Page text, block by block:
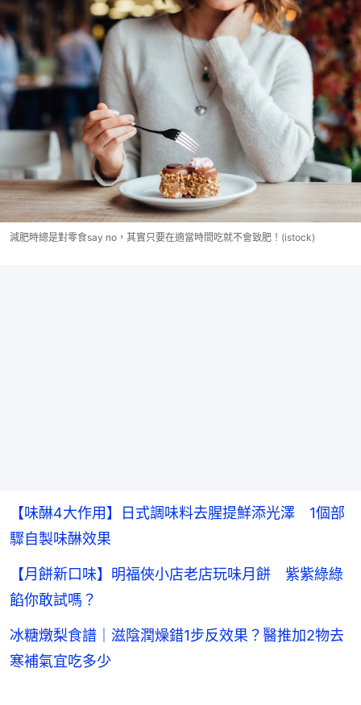
減肥時總是對零食say no，其實只要在適當時間吃就不會致肥！(istock)
【味醂4大作用】日式調味料去腥提鮮添光澤 1個部
驟自製味醂效果
【月餅新口味】明福俠小店老店玩味月餅 紫紫綠綠
餡你敢試嗎？
冰糖燉梨食譜｜滋陰潤燥錯1步反效果？醫推加2物去
寒補氣宜吃多少